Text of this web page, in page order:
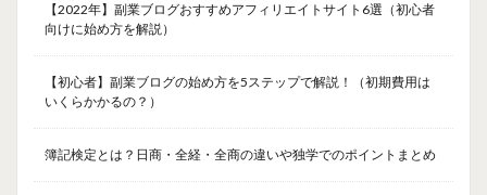
【2022年】副業ブログおすすめアフィリエイトサイト6選（初心者
向けに始め方を解説）
【初心者】副業ブログの始め方を5ステップで解説！（初期費用は
いくらかかるの？）
簿記検定とは？日商・全経・全商の違いや独学でのポイントまとめ